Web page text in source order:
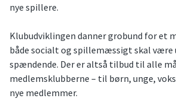
nye spillere.
Klubudviklingen danner grobund for et
både socialt og spillemæssigt skal være
spændende. Der er altså tilbud til alle
medlemsklubberne – til børn, unge,
nye medlemmer.